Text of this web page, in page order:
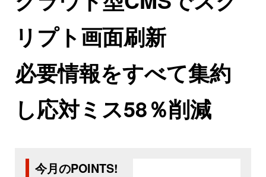
リプト画面刷新
必要情報をすべて集約
し応対ミス58％削減
今月のPOINTS!